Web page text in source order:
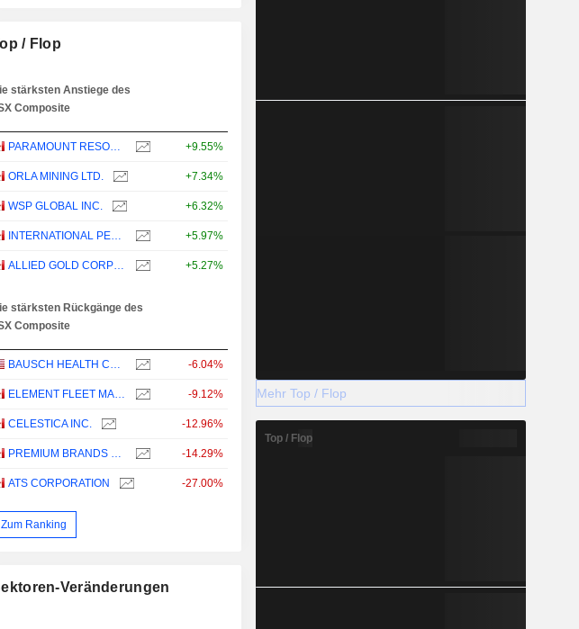
/ Flop
stärksten Anstiege des
Composite
PARAMOUNT RESOURCES LTD. +9.55%
ORLA MINING LTD. +7.34%
WSP GLOBAL INC. +6.32%
INTERNATIONAL PETROLEUM CORPORATION +5.97%
ALLIED GOLD CORPORATION +5.27%
stärksten Rückgänge des
Composite
BAUSCH HEALTH COMPANIES INC. -6.04%
ELEMENT FLEET MANAGEMENT CORP. -9.12%
CELESTICA INC. -12.96%
PREMIUM BRANDS HOLDINGS CORPORATION -14.29%
ATS CORPORATION -27.00%
Zum Ranking
Veränderungen
Mehr Top / Flop
Top / Flop